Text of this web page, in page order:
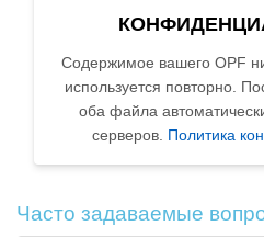
Содержимое вашего OPF
используется повторно.
оба файла
серверов. Политика
Часто задаваемые